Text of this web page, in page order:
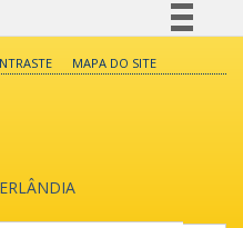
Legislação
Canais
MAPA DO SITE